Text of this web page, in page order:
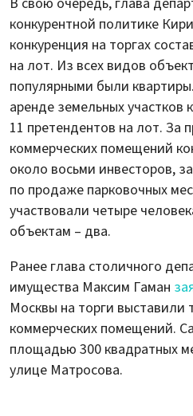
конкурентной политике
конкуренция на торгах
на лот. Из всех видов
популярными были
аренде земельных участков
11 претендентов на лот. За
коммерческих помещений
около восьми инвесторов,
по продаже парковочных
участвовали четыре
объектам – два.
Ранее глава столичного
имущества Максим Гаман
Москвы на торги выставили
коммерческих помещений.
площадью 300 квадратных
улице Матросова.